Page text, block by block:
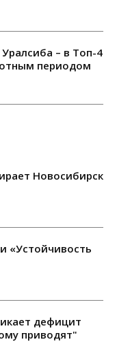
– в Топ-4
периодом
Новосибирск
«Устойчивость
дефицит
приводят"